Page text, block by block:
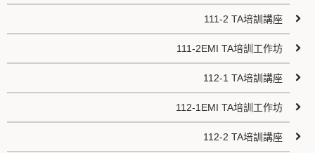
111-2 TA培訓講座
111-2EMI TA培訓工作坊
112-1 TA培訓講座
112-1EMI TA培訓工作坊
112-2 TA培訓講座